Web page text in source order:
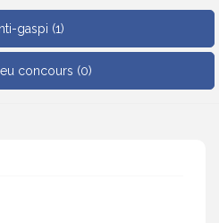
gaspi (1)
concours (0)